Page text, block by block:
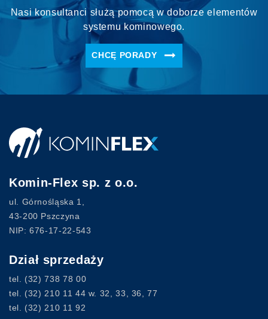
Nasi konsultanci służą pomocą w doborze elementów
systemu kominowego.
CHCĘ PORADY
Komin-Flex sp. z o.o.
ul. Górnośląska 1,
43-200 Pszczyna
NIP: 676-17-22-543
Dział sprzedaży
tel. (32) 738 78 00
tel. (32) 210 11 44 w. 32, 33, 36, 77
tel. (32) 210 11 92